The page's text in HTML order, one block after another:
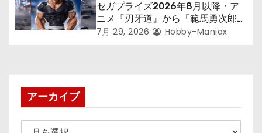
セガプライズ2026年8月以降・ア
ニメ『刃牙道』から「範馬勇次郎」
が登場ッッ!!
7月 29, 2026 Hobby-Maniax
アーカイブ